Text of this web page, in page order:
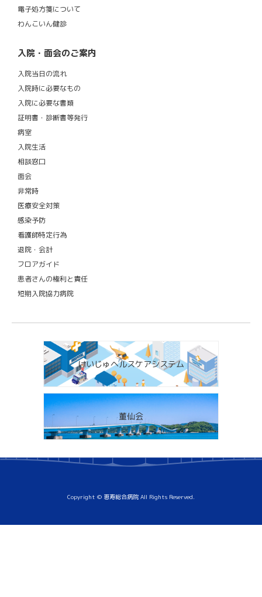
電子処方箋について
わんこいん健診
入院・面会のご案内
入院当日の流れ
入院時に必要なもの
入院に必要な書類
証明書・診断書等発行
病室
入院生活
相談窓口
面会
非常時
医療安全対策
感染予防
看護師特定行為
退院・会計
フロアガイド
患者さんの権利と責任
短期入院協力病院
けいじゅヘルスケアシステム
董仙会
Copyright © 恵寿総合病院 All Rights Reserved.